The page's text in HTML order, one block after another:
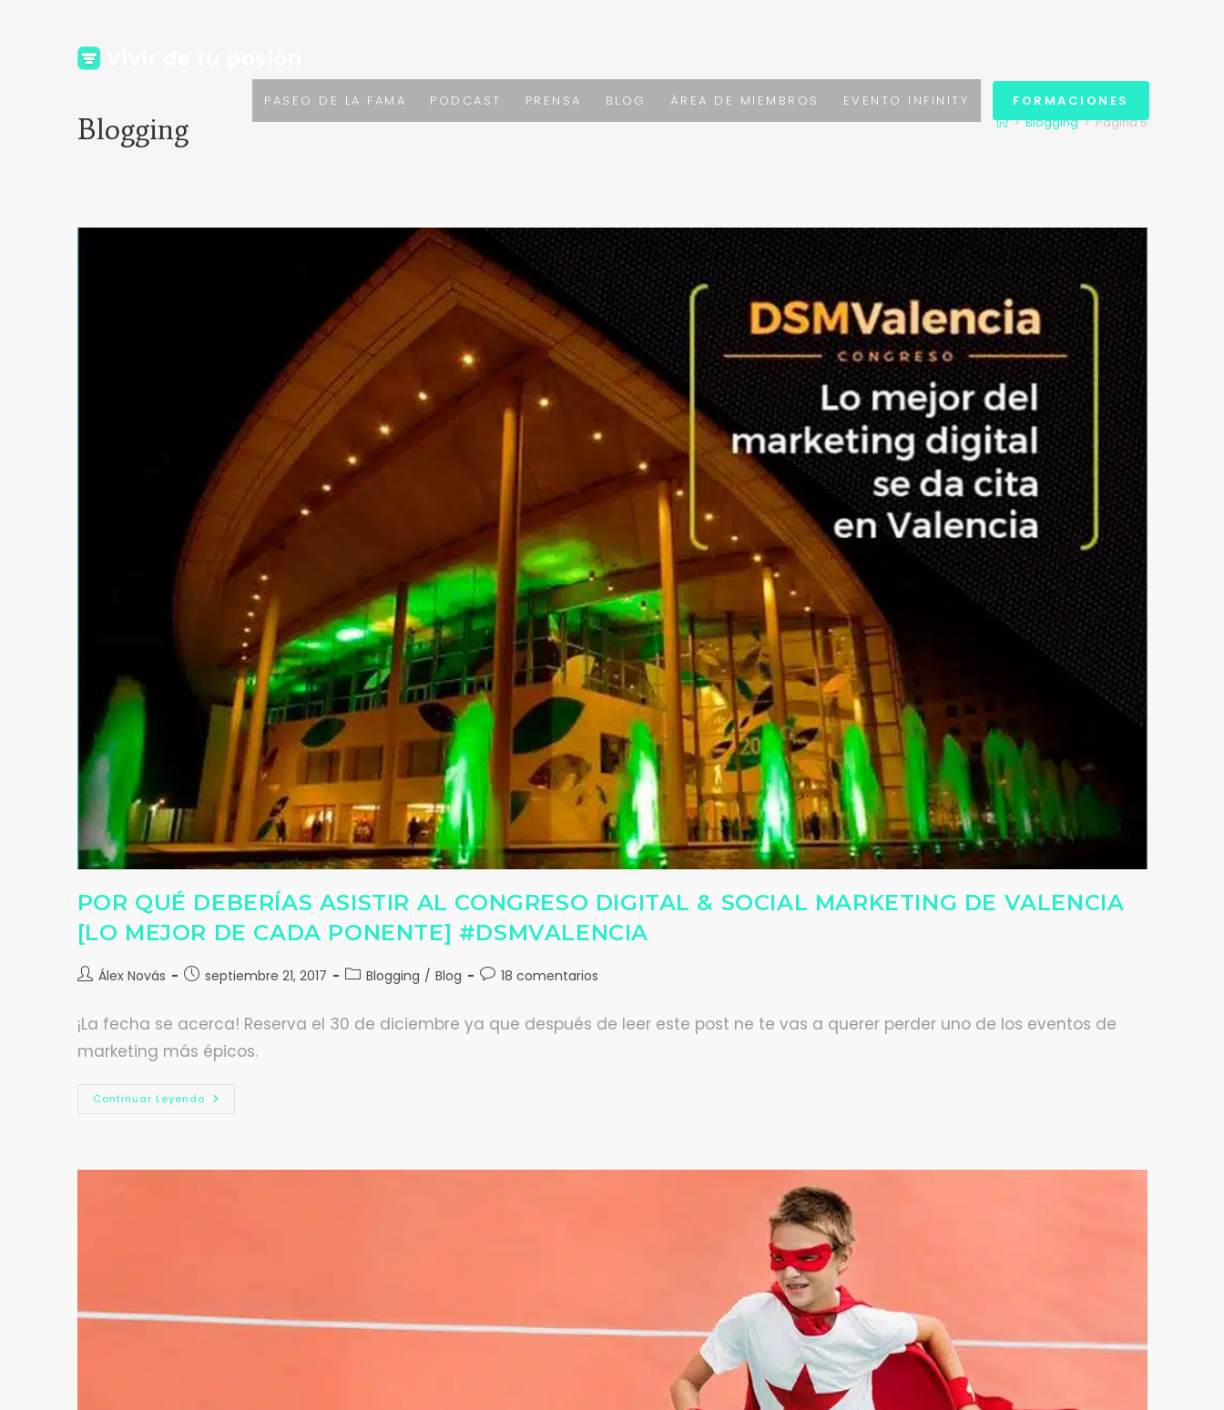
PASEO DE LA FAMA PODCAST PRENSA BLOG ÁREA DE MIEMBROS EVENTO INFINITY FORMACIONES
Blogging > Blogging > Página 5
POR QUÉ DEBERÍAS ASISTIR AL CONGRESO DIGITAL & SOCIAL MARKETING DE VALENCIA
[LO MEJOR DE CADA PONENTE] #DSMVALENCIA
Álex Novás septiembre 21, 2017 Blogging / Blog 18 comentarios
¡La fecha se acerca! Reserva el 30 de diciembre ya que después de leer este post ne te vas a querer perder uno de los eventos de
marketing más épicos.
Continuar Leyendo